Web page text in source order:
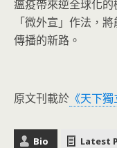
瘟疫帶來逆全球化
「微外宣」作法，
傳播的新路。
原文刊載於 《天下獨
Bio Latest